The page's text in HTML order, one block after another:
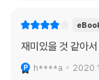
건 올해가 마지막이
원은 초라한 집과 핏
절하게 살아가는 황
재미있을 것 같아
h****a